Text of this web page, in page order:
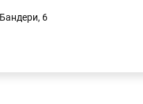
6